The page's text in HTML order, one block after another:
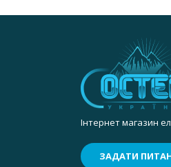
Інтернет магазин
ЗАДАТИ